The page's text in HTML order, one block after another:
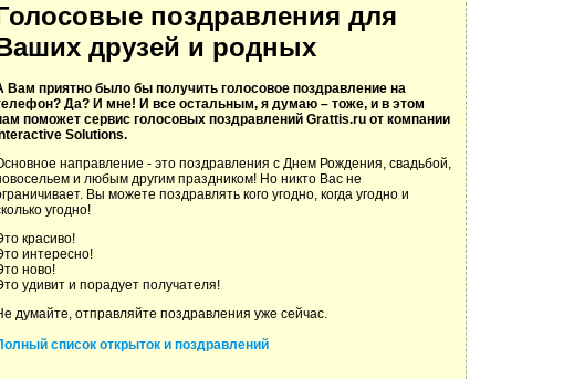
поздравления для
друзей и родных
Вам приятно было бы получить голосовое поздравление на
Да? И мне! И все остальным, я думаю – тоже, и в этом
поможет сервис голосовых поздравлений Grattis.ru от компании
Solutions.
направление - это поздравления с Днем Рождения, свадьбой,
и любым другим праздником! Но никто Вас не
Вы можете поздравлять кого угодно, когда угодно и
угодно!
красиво!
интересно!
ново!
удивит и порадует получателя!
думайте, отправляйте поздравления уже сейчас.
список открыток и поздравлений